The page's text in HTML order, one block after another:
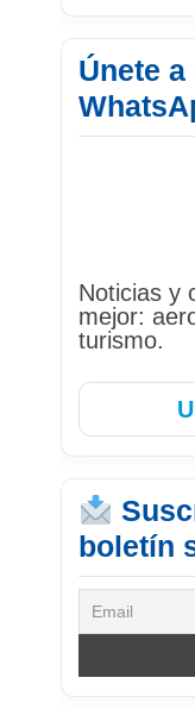
Únete
Noticias y
mejor:
turismo.
boletín